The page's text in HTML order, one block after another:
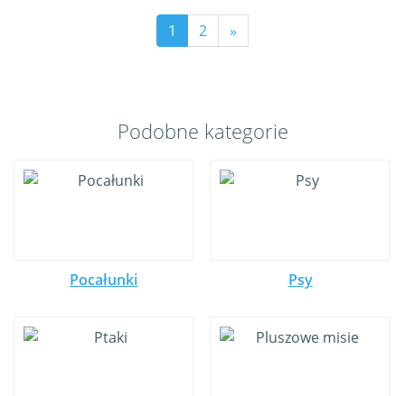
1 2 »
Podobne kategorie
Pocałunki Psy